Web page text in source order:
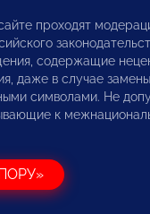
проходят
содержащие
даже в случае
символами. Не
к